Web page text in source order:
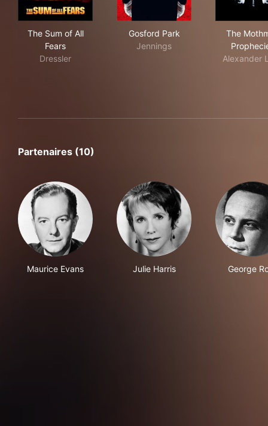
The Sum of All
Fears
Dressler
Gosford Park
Jennings
The
Alexander
Partenaires (10)
Maurice Evans Julie Harris George